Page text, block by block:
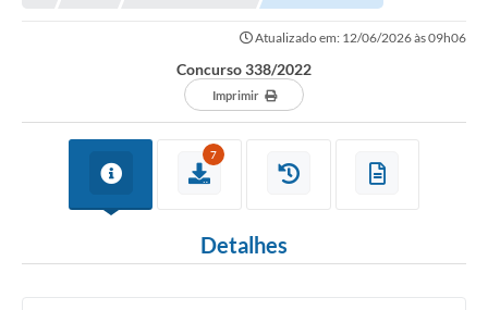
Atualizado em: 12/06/2026 às 09h06
Concurso 338/2022
Imprimir
7
Detalhes